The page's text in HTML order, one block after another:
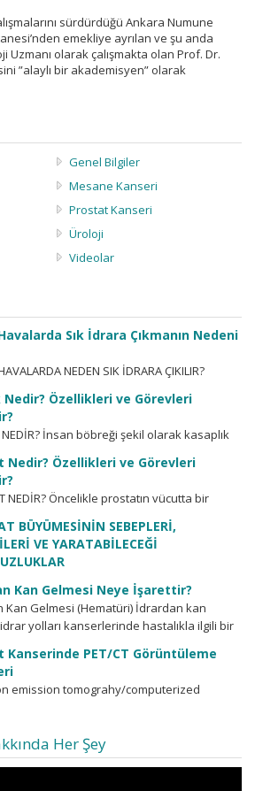
sürdürdüğü Ankara Numune
emekliye ayrılan ve şu anda
Uzmanı olarak çalışmakta olan Prof. Dr.
”alaylı bir akademisyen” olarak
Genel Bilgiler
Mesane Kanseri
Prostat Kanseri
Üroloji
Videolar
Sık İdrara Çıkmanın Nedeni
NEDEN SIK İDRARA ÇIKILIR?
merak ettiği bir başka konu da ”soğuk
sık idrara gitme ve bol...
Nedir? Özellikleri ve Görevleri
NEDİR? İnsan böbreği şekil olarak kasaplık
böbreğine benzemektedir. Sağda ve
üzere iki adettir. Nadiren bazı
Nedir? Özellikleri ve Görevleri
NEDİR? Öncelikle prostatın vücutta bir
bunun bir hastalık ismi olmadığı
Tabii ki her organın hastalıkları olduğu
BÜYÜMESİNİN SEBEPLERİ,
VE YARATABİLECEĞİ
demektir? -prostat büyümesinin
nelerdir? -işeme zorluğu şikayetlerinin tek
büyümesimidir? -işeme zorluğu
dercelendirilmesi ve önemi,...
Kan Gelmesi Neye İşarettir?
Kan Gelmesi (Hematüri) İdrardan kan
yolları kanserlerinde hastalıkla ilgili bir
Kanserinde PET/CT Görüntüleme
emission tomograhy/computerized
bu radioligand’ların tutulum yoğunluğuna
değerine...
Her Şey